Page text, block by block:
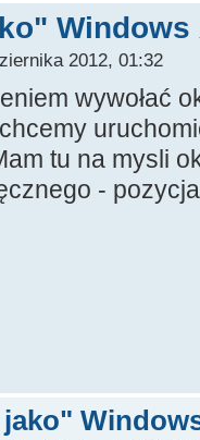
Windows
2012, 01:32
wywołać
tu na mysli
-